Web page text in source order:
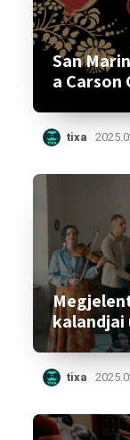
San
a Carson
tixa
kalandjai
tixa